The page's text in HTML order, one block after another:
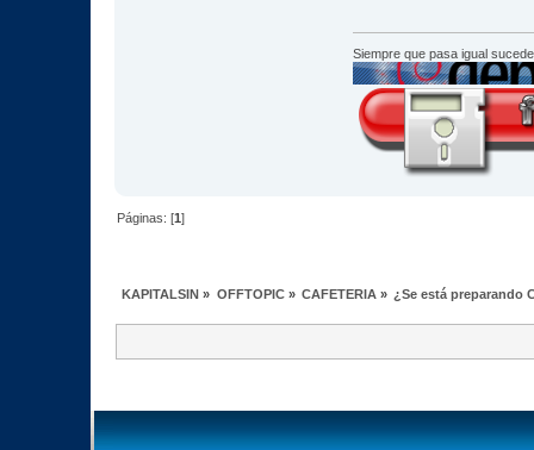
Siempre que pasa igual
Páginas: [1]
KAPITALSIN » OFFTOPIC» CAFETERIA» ¿Se está preparando